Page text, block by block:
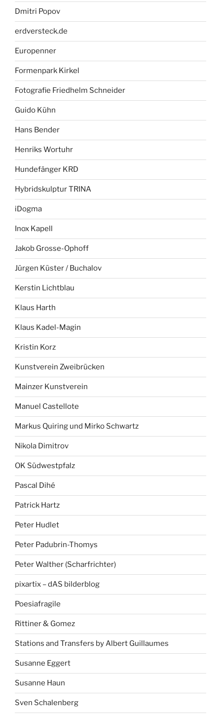
Dmitri Popov
erdversteck.de
Europenner
Formenpark Kirkel
Fotografie Friedhelm Schneider
Guido Kühn
Hans Bender
Henriks Wortuhr
Hundefänger KRD
Hybridskulptur TRINA
iDogma
Inox Kapell
Jakob Grosse-Ophoff
Jürgen Küster / Buchalov
Kerstin Lichtblau
Klaus Harth
Klaus Kadel-Magin
Kristin Korz
Kunstverein Zweibrücken
Mainzer Kunstverein
Manuel Castellote
Markus Quiring und Mirko Schwartz
Nikola Dimitrov
OK Südwestpfalz
Pascal Dihé
Patrick Hartz
Peter Hudlet
Peter Padubrin-Thomys
Peter Walther (Scharfrichter)
pixartix – dAS bilderblog
Poesiafragile
Rittiner & Gomez
Stations and Transfers by Albert Guillaumes
Susanne Eggert
Susanne Haun
Sven Schalenberg